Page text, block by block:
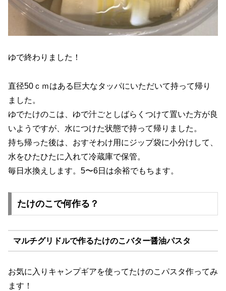
ゆで終わりました！
直径50ｃｍはある巨大なタッパにいただいて持って帰り
ました。
ゆでたけのこは、ゆで汁ごとしばらくつけて置いた方が良
いようですが、水につけた状態で持って帰りました。
持ち帰った後は、おすそわけ用にジップ袋に小分けして、
水をひたひたに入れて冷蔵庫で保管。
毎日水換えします。5〜6日は余裕でもちます。
たけのこで何作る？
マルチグリドルで作るたけのこバター醤油パスタ
お気に入りキャンプギアを使ってたけのこパスタ作ってみ
ます！